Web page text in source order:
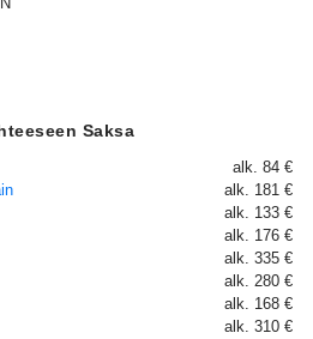
Saksa
alk. 84 €
alk. 181 €
alk. 133 €
alk. 176 €
alk. 335 €
alk. 280 €
alk. 168 €
alk. 310 €